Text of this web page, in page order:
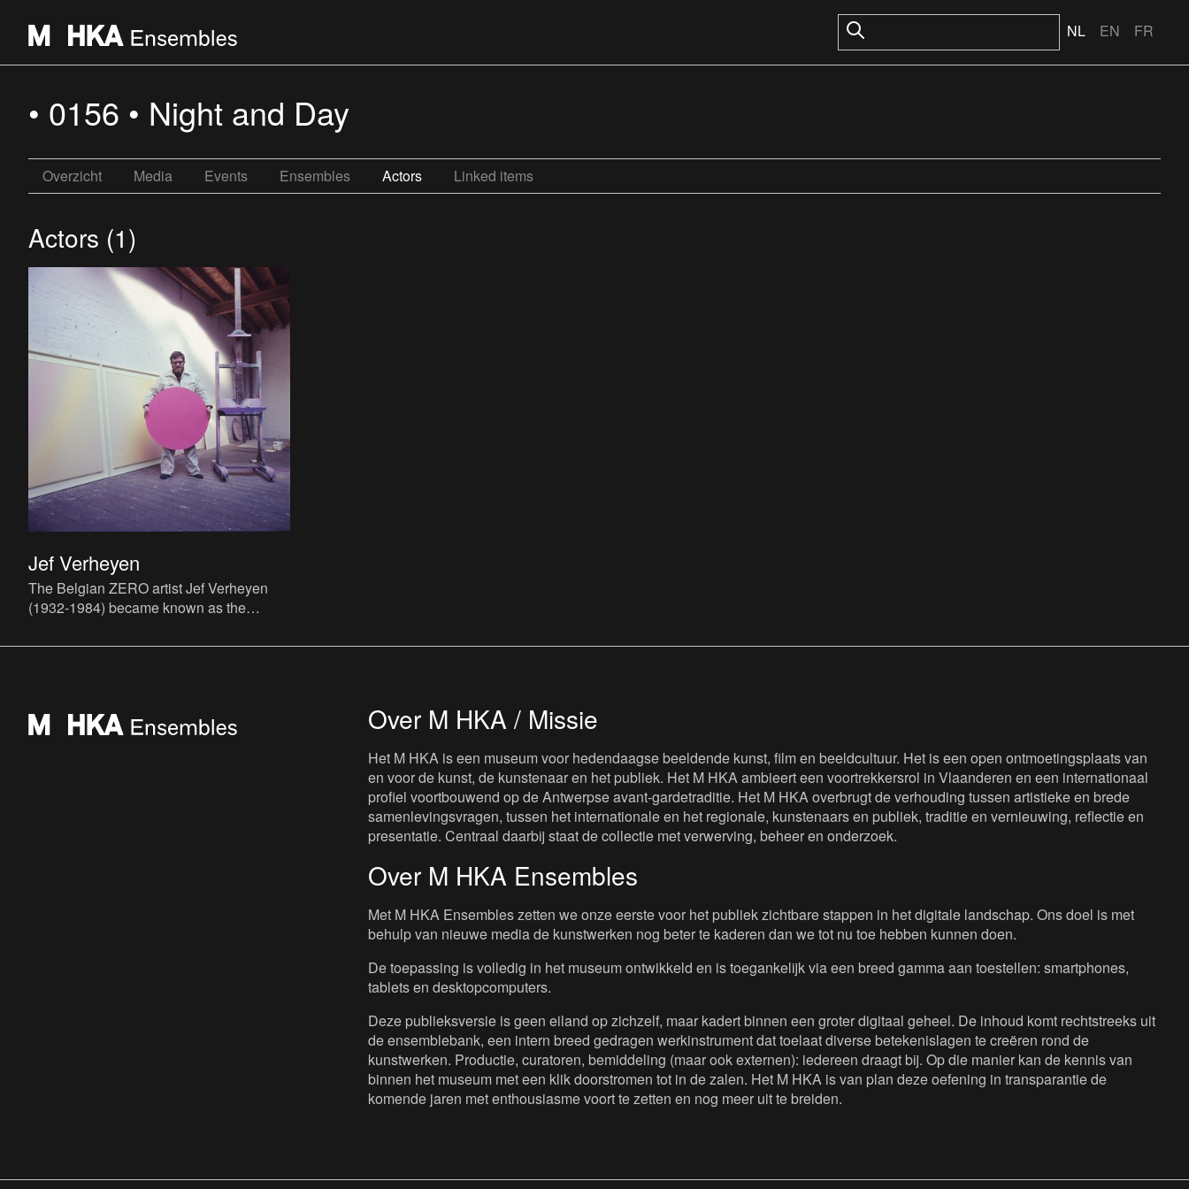
NL EN FR
• 0156 • Night and Day
Overzicht Media Events Ensembles Actors Linked items
Actors (1)
Jef Verheyen
The Belgian ZERO artist Jef Verheyen
(1932-1984) became known as the
spectra. He experimented not only wi
Over M HKA / Missie
Het M HKA is een museum voor hedendaagse beeldende kunst, film en beeldcultuur. Het is een open ontmoetingsplaats van
en voor de kunst, de kunstenaar en het publiek. Het M HKA ambieert een voortrekkersrol in Vlaanderen en een internationaal
profiel voortbouwend op de Antwerpse avant-gardetraditie. Het M HKA overbrugt de verhouding tussen artistieke en brede
samenlevingsvragen, tussen het internationale en het regionale, kunstenaars en publiek, traditie en vernieuwing, reflectie en
presentatie. Centraal daarbij staat de collectie met verwerving, beheer en onderzoek.
Over M HKA Ensembles
Met M HKA Ensembles zetten we onze eerste voor het publiek zichtbare stappen in het digitale landschap. Ons doel is met
behulp van nieuwe media de kunstwerken nog beter te kaderen dan we tot nu toe hebben kunnen doen.
De toepassing is volledig in het museum ontwikkeld en is toegankelijk via een breed gamma aan toestellen: smartphones,
tablets en desktopcomputers.
Deze publieksversie is geen eiland op zichzelf, maar kadert binnen een groter digitaal geheel. De inhoud komt rechtstreeks uit
de ensemblebank, een intern breed gedragen werkinstrument dat toelaat diverse betekenislagen te creëren rond de
kunstwerken. Productie, curatoren, bemiddeling (maar ook externen): iedereen draagt bij. Op die manier kan de kennis van
binnen het museum met een klik doorstromen tot in de zalen. Het M HKA is van plan deze oefening in transparantie de
komende jaren met enthousiasme voort te zetten en nog meer uit te breiden.